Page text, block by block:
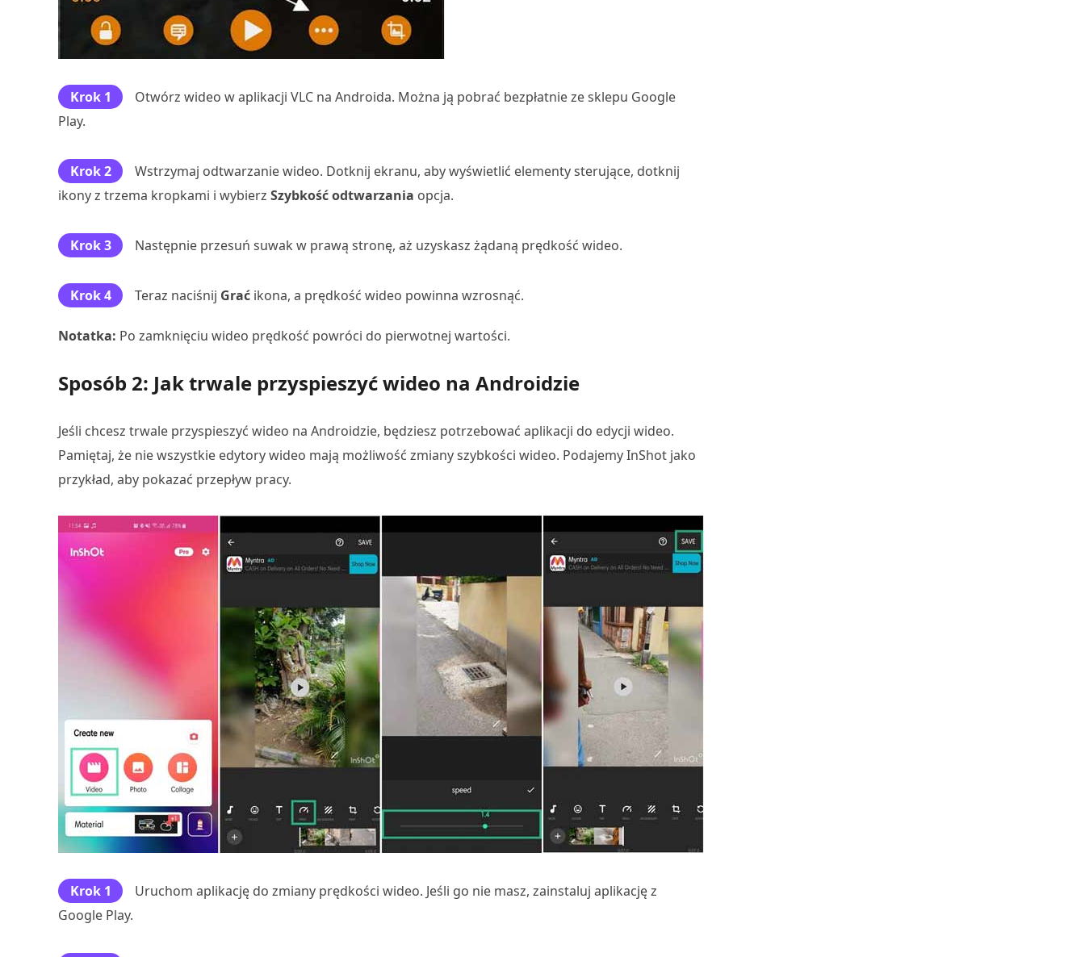
Krok 1
Otwórz wideo w aplikacji VLC na Androida. Można ją pobrać bezpłatnie ze sklepu Google
Play.
Krok 2
Wstrzymaj odtwarzanie wideo. Dotknij ekranu, aby wyświetlić elementy sterujące, dotknij
ikony z trzema kropkami i wybierz Szybkość odtwarzania opcja.
Krok 3 Następnie przesuń suwak w prawą stronę, aż uzyskasz żądaną prędkość wideo.
Krok 4 Teraz naciśnij Grać ikona, a prędkość wideo powinna wzrosnąć.
Notatka: Po zamknięciu wideo prędkość powróci do pierwotnej wartości.
Sposób 2: Jak trwale przyspieszyć wideo na Androidzie
Jeśli chcesz trwale przyspieszyć wideo na Androidzie, będziesz potrzebować aplikacji do edycji wideo.
Pamiętaj, że nie wszystkie edytory wideo mają możliwość zmiany szybkości wideo. Podajemy InShot jako
przykład, aby pokazać przepływ pracy.
Krok 1
Uruchom aplikację do zmiany prędkości wideo. Jeśli go nie masz, zainstaluj aplikację z
Google Play.